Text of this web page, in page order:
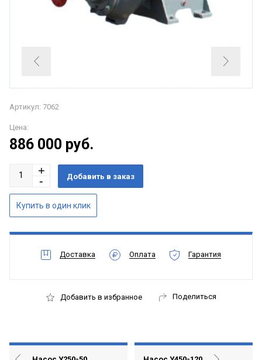
Артикул: 7062
Цена:
886 000 руб.
Доставка Оплата Гарантия
Добавить в избранное Поделиться